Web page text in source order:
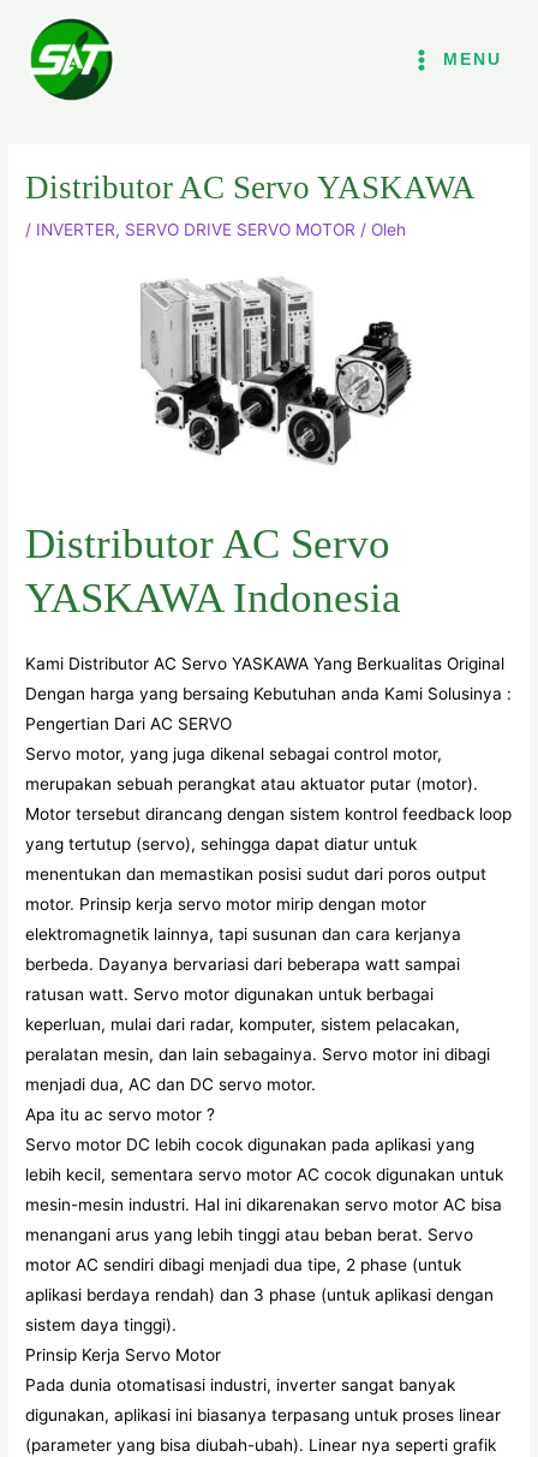
konten
MENU
Distributor AC Servo YASKAWA
/ INVERTER, SERVO DRIVE SERVO MOTOR / Oleh
Distributor AC Servo
YASKAWA Indonesia
Kami Distributor AC Servo YASKAWA Yang Berkualitas Original
Dengan harga yang bersaing Kebutuhan anda Kami Solusinya :
Pengertian Dari AC SERVO
Servo motor, yang juga dikenal sebagai control motor,
merupakan sebuah perangkat atau aktuator putar (motor).
Motor tersebut dirancang dengan sistem kontrol feedback loop
yang tertutup (servo), sehingga dapat diatur untuk
menentukan dan memastikan posisi sudut dari poros output
motor. Prinsip kerja servo motor mirip dengan motor
elektromagnetik lainnya, tapi susunan dan cara kerjanya
berbeda. Dayanya bervariasi dari beberapa watt sampai
ratusan watt. Servo motor digunakan untuk berbagai
keperluan, mulai dari radar, komputer, sistem pelacakan,
peralatan mesin, dan lain sebagainya. Servo motor ini dibagi
menjadi dua, AC dan DC servo motor.
Apa itu ac servo motor ?
Servo motor DC lebih cocok digunakan pada aplikasi yang
lebih kecil, sementara servo motor AC cocok digunakan untuk
mesin-mesin industri. Hal ini dikarenakan servo motor AC bisa
menangani arus yang lebih tinggi atau beban berat. Servo
motor AC sendiri dibagi menjadi dua tipe, 2 phase (untuk
aplikasi berdaya rendah) dan 3 phase (untuk aplikasi dengan
sistem daya tinggi).
Prinsip Kerja Servo Motor
Pada dunia otomatisasi industri, inverter sangat banyak
digunakan, aplikasi ini biasanya terpasang untuk proses linear
(parameter yang bisa diubah-ubah). Linear nya seperti grafik